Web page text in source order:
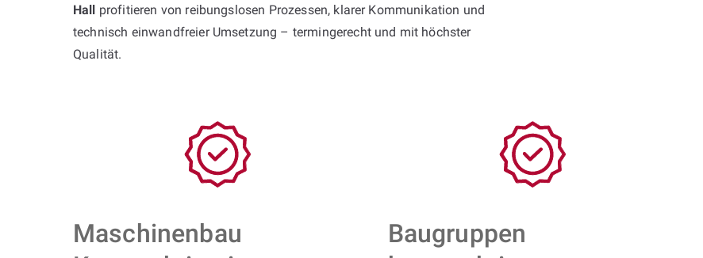
Hall profitieren von reibungslosen Prozessen, klarer Kommunikation und
technisch einwandfreier Umsetzung – termingerecht und mit höchster
Qualität.
Maschinenbau
Baugruppen